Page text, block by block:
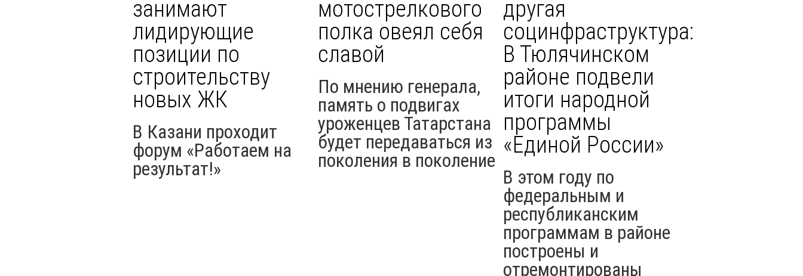
занимают
лидирующие
позиции по
строительству
новых ЖК
В Казани проходит
форум «Работаем на
результат!»
мотострелкового
полка овеял себя
славой
По мнению генерала,
память о подвигах
уроженцев Татарстана
будет передаваться из
поколения в поколение
другая
социнфраструктура:
В Тюлячинском
районе подвели
итоги народной
программы
«Единой России»
В этом году по
федеральным и
республиканским
программам в районе
построены и
отремонтированы